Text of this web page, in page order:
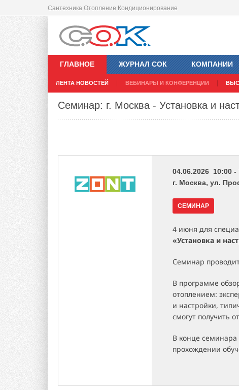
Сантехника Отопление Кондиционирование
ГЛАВНОЕ
ЛЕНТА НОВОСТЕЙ ВЕБИНАРЫ И КОНФЕРЕНЦИИ
ЖУРНАЛ СОК КОМПАНИИ
Семинар: г. Москва - Установка и
04.06.2026 10:00 -
г. Москва, ул.
СЕМИНАР
4 июня для
«Установка и
Семинар
В программе
отоплением:
и настройки,
смогут получить
В конце
прохождении